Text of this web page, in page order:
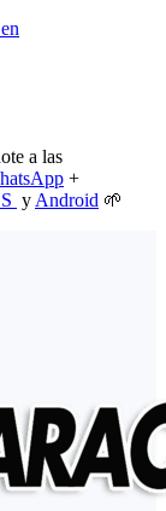
a las
+
y Android 🌱